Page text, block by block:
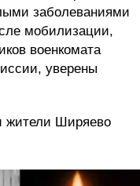
заболеваниями
мобилизации,
военкомата
уверены
жители Ширяево